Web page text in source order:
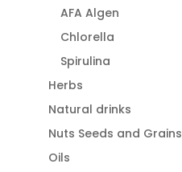
AFA Algen
Chlorella
Spirulina
Herbs
Natural drinks
Nuts Seeds and Grains
Oils